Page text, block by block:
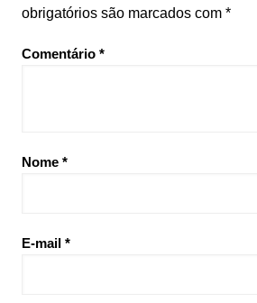
obrigatórios são marcados com *
Comentário *
Nome *
E-mail *